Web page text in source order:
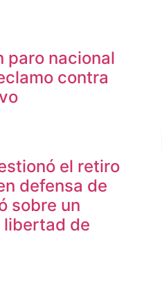
paro nacional
contra
el retiro
defensa de
sobre un
libertad de